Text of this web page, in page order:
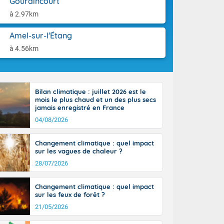
à 2.97km
Amel-sur-l'Étang
à 4.56km
l'après-
14
il fait
30 à 35
Bilan climatique : juillet 2026 est le
mois le plus chaud et un des plus secs
jamais enregistré en France
04/08/2026
Changement climatique : quel impact
sur les vagues de chaleur ?
28/07/2026
Changement climatique : quel impact
sur les feux de forêt ?
21/05/2026